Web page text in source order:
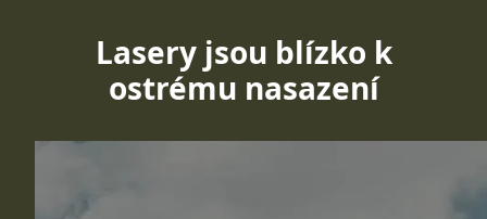
Lasery jsou blízko k
ostrému nasazení